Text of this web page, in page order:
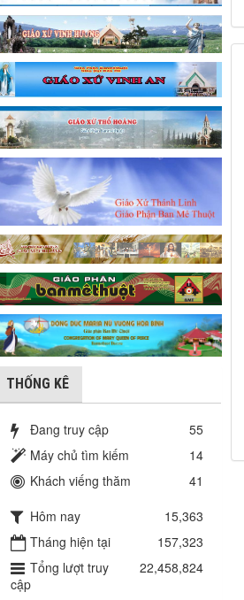
THỐNG KÊ
Đang truy cập
55
Máy chủ tìm kiếm
14
Khách viếng thăm
41
Hôm nay
15,363
Tháng hiện tại
157,323
Tổng lượt truy
cập
22,458,824